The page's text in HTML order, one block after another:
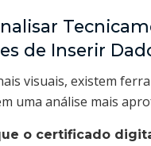
de Inserir
visuais, existem
uma análise mais
o certificado